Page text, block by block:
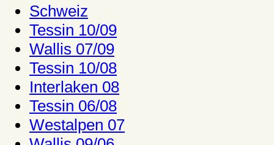
Schweiz
Tessin 10/09
Wallis 07/09
Tessin 10/08
Interlaken 08
Tessin 06/08
Westalpen 07